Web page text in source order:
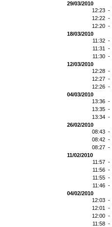
29/03/2010
12:23 -
12:22 -
12:20 -
18/03/2010
11:32 -
11:31 -
11:30 -
12/03/2010
12:28 -
12:27 -
12:26 -
04/03/2010
13:36 -
13:35 -
13:34 -
26/02/2010
08:43 -
08:42 -
08:27 -
11/02/2010
11:57 -
11:56 -
11:55 -
11:46 -
04/02/2010
12:03 -
12:01 -
12:00 -
11:58 -